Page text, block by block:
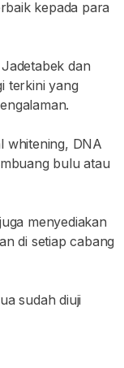
kepada para
dan
terkini yang
whitening, DNA
bulu atau
menyediakan
di setiap cabang
sudah diuji